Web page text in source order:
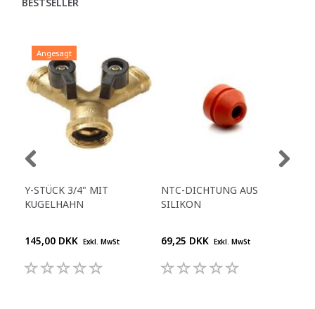
Angesagt
Y-STÜCK 3/4" MIT
KUGELHAHN
145,00 DKK Exkl. MwSt
NTC-DICHTUNG AUS
SILIKON
69,25 DKK Exkl. MwSt